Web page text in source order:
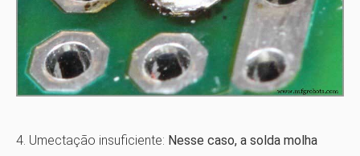
4. Umectação insuficiente: Nesse caso, a solda molha